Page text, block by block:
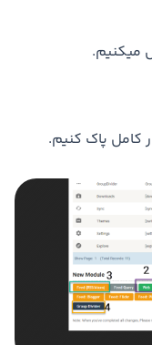
میکنیم.
کامل پاک کنیم.